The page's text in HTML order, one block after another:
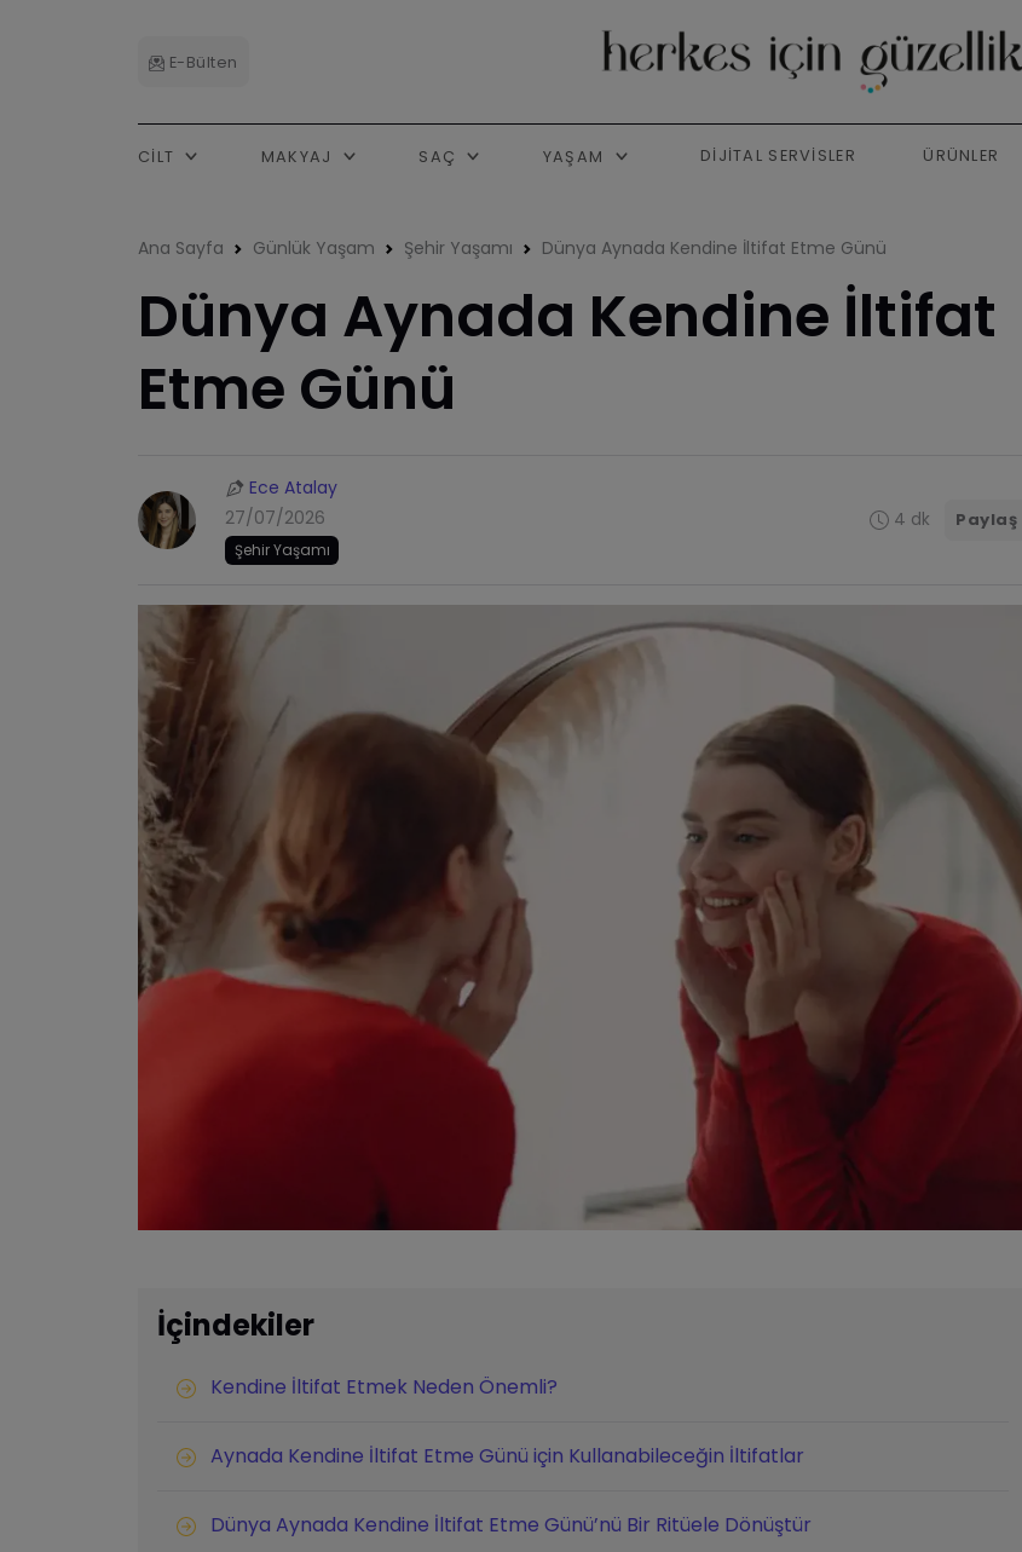
E-Bülten
CILT MAKYAJ SAÇ YAŞAM DIJITAL SERVISLER ÜRÜNLER
Ana Sayfa Günlük Yaşam Şehir Yaşamı Dünya Aynada Kendine İltifat Etme Günü
Dünya Aynada Kendine İltifat
Etme Günü
Ece Atalay
27/07/2026
Şehir Yaşamı
4 dk Paylaş
İçindekiler
Kendine İltifat Etmek Neden Önemli?
Aynada Kendine İltifat Etme Günü için Kullanabileceğin İltifatlar
Dünya Aynada Kendine İltifat Etme Günü’nü Bir Ritüele Dönüştür